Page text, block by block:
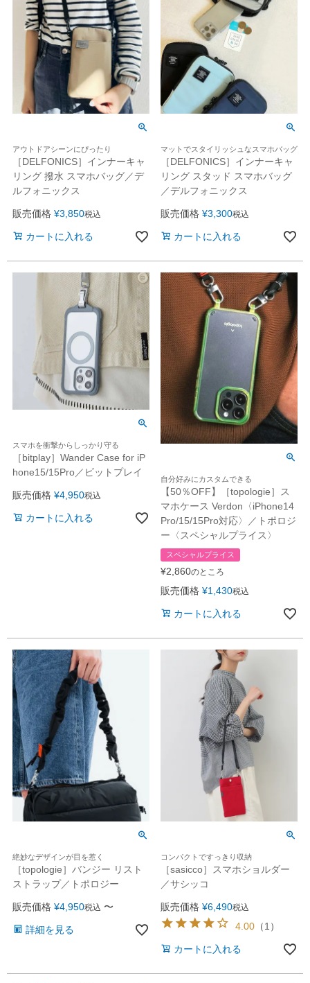
アウトドアシーンにぴったり
［DELFONICS］インナーキャ
リング 撥水 スマホバッグ／デ
ルフォニックス
販売価格 ¥3,850税込
カートに入れる
マットでスタイリッシュなスマホバッグ
［DELFONICS］インナーキャ
リング スタッド スマホバッグ
／デルフォニックス
販売価格 ¥3,300税込
カートに入れる
スマホを衝撃からしっかり守る
［bitplay］Wander Case for iP
hone15/15Pro／ビットプレイ
販売価格 ¥4,950税込
カートに入れる
自分好みにカスタムできる
【50％OFF】［topologie］ス
マホケース Verdon〈iPhone14
Pro/15/15Pro対応〉／トポロジ
ー〈スペシャルプライス〉
スペシャルプライス
¥2,860のところ
販売価格 ¥1,430税込
カートに入れる
絶妙なデザインが目を惹く
［topologie］バンジー リスト
ストラップ／トポロジー
販売価格 ¥4,950税込 〜
詳細を見る
コンパクトですっきり収納
［sasicco］スマホショルダー
／サシッコ
販売価格 ¥6,490税込
4.00 （1 ）
カートに入れる